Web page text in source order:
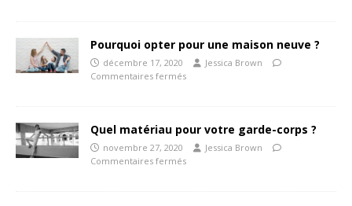
Pourquoi opter pour une maison neuve ?
décembre 17, 2020
Jessica Brown
Commentaires fermés
Quel matériau pour votre garde-corps ?
novembre 27, 2020
Jessica Brown
Commentaires fermés